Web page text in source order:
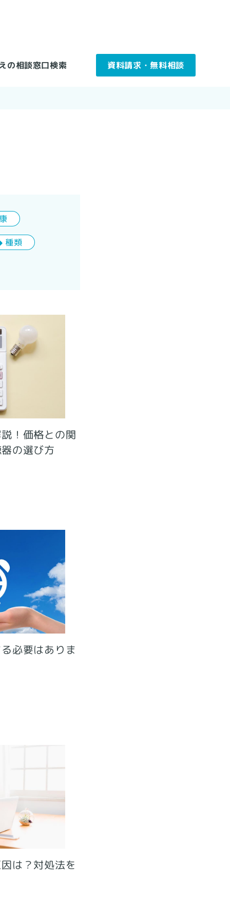
の相談窓口検索 資料請求・無料相談
種類
！価格との関
の選び方
必要はありま
は？対処法を